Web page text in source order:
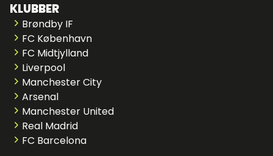
KLUBBER
Brøndby IF
FC København
FC Midtjylland
Liverpool
Manchester City
Arsenal
Manchester United
Real Madrid
FC Barcelona